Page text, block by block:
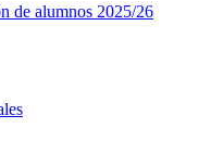
de alumnos 2025/26